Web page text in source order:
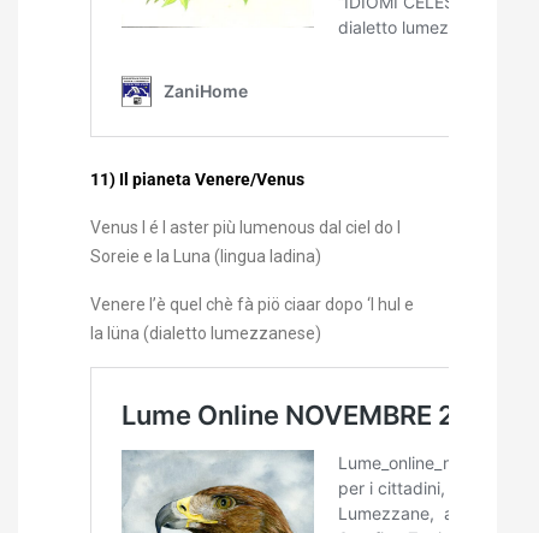
11) Il pianeta Venere/Venus
Venus l é l aster più lumenous dal ciel do l
Soreie e la Luna (lingua ladina)
Venere l’è quel chè fà piö ciaar dopo ‘l hul e
la lüna (dialetto lumezzanese)